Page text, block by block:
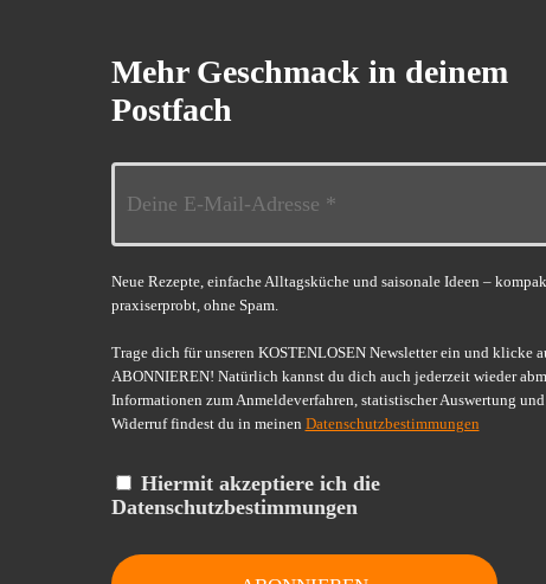
Mehr Geschmack in deinem
Postfach
Neue Rezepte, einfache Alltagsküche und saisonale Ideen –
praxiserprobt, ohne Spam.
Trage dich für unseren KOSTENLOSEN Newsletter ein und klicke
ABONNIEREN! Natürlich kannst du dich auch jederzeit wieder
Informationen zum Anmeldeverfahren, statistischer Auswertung und
Widerruf findest du in meinen Datenschutzbestimmungen
Hiermit akzeptiere ich die
Datenschutzbestimmungen